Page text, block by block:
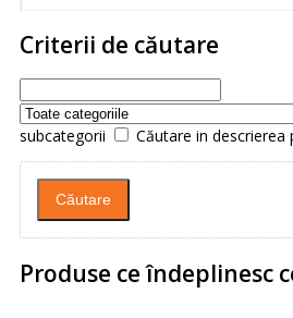
Criterii de căutare
subcategorii
Căutare in descrierea
Produse ce îndeplinesc